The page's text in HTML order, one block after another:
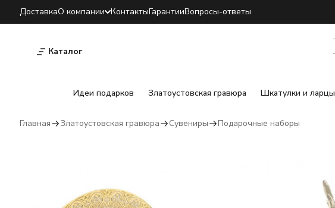
ДоставкаО компании КонтактыГарантииВопросы-ответы
Каталог
Идеи подарков Златоустовская гравюра Шкатулки и ларцы
Главная Златоустовская гравюра Сувениры Подарочные наборы